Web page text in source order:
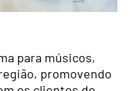
para músicos,
promovendo